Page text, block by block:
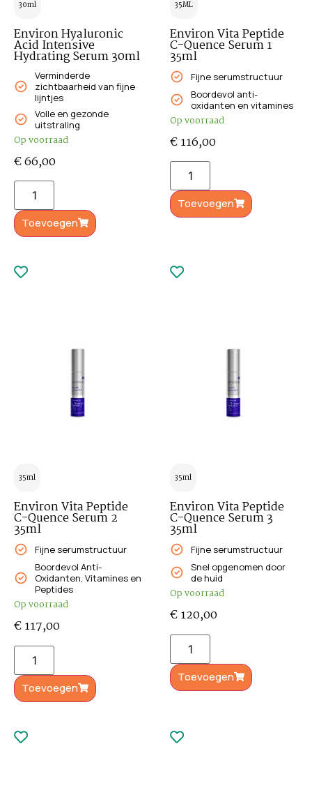
30ml
Environ Hyaluronic
Acid Intensive
Hydrating Serum 30ml
Verminderde
zichtbaarheid van fijne
lijntjes
Volle en gezonde
uitstraling
Op voorraad
€66,00
Toevoegen
35ML
Environ Vita Peptide
C-Quence Serum 1
35ml
Fijne serumstructuur
Boordevol anti-
oxidanten en vitamines
Op voorraad
€116,00
Toevoegen
35ml
Environ Vita Peptide
C-Quence Serum 2
35ml
Fijne serumstructuur
Boordevol Anti-
Oxidanten, Vitamines en
Peptides
Op voorraad
€117,00
Toevoegen
35ml
Environ Vita Peptide
C-Quence Serum 3
35ml
Fijne serumstructuur
Snel opgenomen door
de huid
Op voorraad
€120,00
Toevoegen